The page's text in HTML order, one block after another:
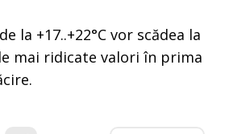
la +17..+22°C vor scădea la
mai ridicate valori în prima